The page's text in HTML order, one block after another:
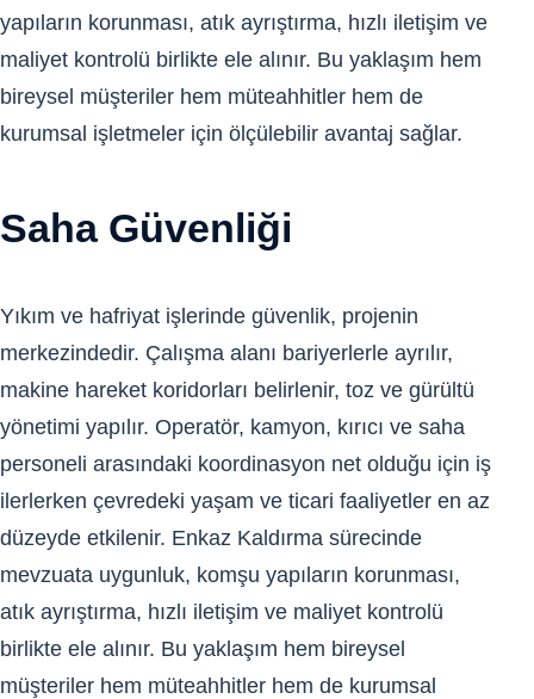
yapıların korunması, atık ayrıştırma, hızlı iletişim ve
maliyet kontrolü birlikte ele alınır. Bu yaklaşım hem
bireysel müşteriler hem müteahhitler hem de
kurumsal işletmeler için ölçülebilir avantaj sağlar.
Saha Güvenliği
Yıkım ve hafriyat işlerinde güvenlik, projenin
merkezindedir. Çalışma alanı bariyerlerle ayrılır,
makine hareket koridorları belirlenir, toz ve gürültü
yönetimi yapılır. Operatör, kamyon, kırıcı ve saha
personeli arasındaki koordinasyon net olduğu için iş
ilerlerken çevredeki yaşam ve ticari faaliyetler en az
düzeyde etkilenir. Enkaz Kaldırma sürecinde
mevzuata uygunluk, komşu yapıların korunması,
atık ayrıştırma, hızlı iletişim ve maliyet kontrolü
birlikte ele alınır. Bu yaklaşım hem bireysel
müşteriler hem müteahhitler hem de kurumsal